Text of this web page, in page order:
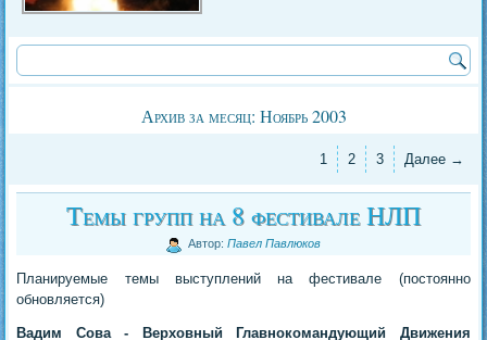
Архив за месяц: Ноябрь 2003
1 2 3 Далее →
Темы групп на 8 фестивале НЛП
Автор: Павел Павлюков
Планируемые темы выступлений на фестивале (постоянно
обновляется)
Вадим Сова - Верховный Главнокомандующий Движения